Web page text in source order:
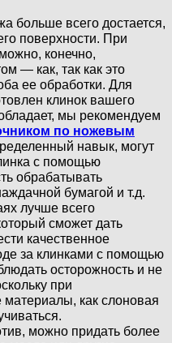
больше всего достается,
поверхности. При
конечно,
— как, так как это
ее обработки. Для
клинок вашего
мы рекомендуем
по ножевым
навык, могут
с помощью
обрабатывать
бумагой и т.д.
лучше всего
сможет дать
качественное
за клинками с помощью
осторожность и не
при
материалы, как слоновая
можно придать более